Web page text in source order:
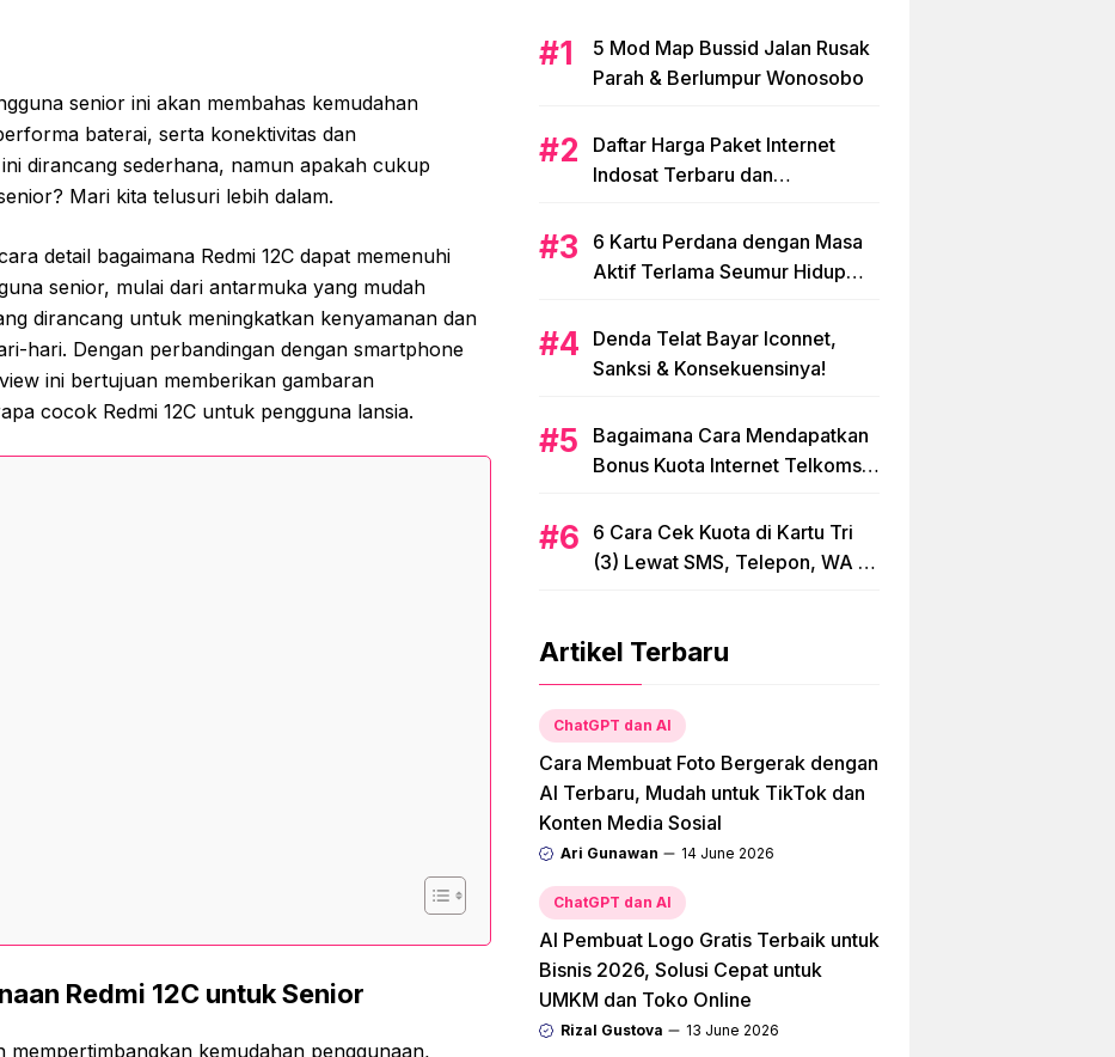
senior ini akan membahas kemudahan
baterai, serta konektivitas dan
dirancang sederhana, namun apakah cukup
Mari kita telusuri lebih dalam.
detail bagaimana Redmi 12C dapat memenuhi
senior, mulai dari antarmuka yang mudah
dirancang untuk meningkatkan kenyamanan dan
hari. Dengan perbandingan dengan smartphone
ini bertujuan memberikan gambaran
cocok Redmi 12C untuk pengguna lansia.
Redmi 12C untuk Senior
mempertimbangkan kemudahan penggunaan,
5 Mod Map Bussid Jalan Rusak
Parah & Berlumpur Wonosobo
Daftar Harga Paket Internet
Indosat Terbaru dan
6 Kartu Perdana dengan Masa
Aktif Terlama Seumur Hidup
Denda Telat Bayar Iconnet,
Sanksi & Konsekuensinya!
Bagaimana Cara Mendapatkan
Bonus Kuota Internet Telkomsel
6 Cara Cek Kuota di Kartu Tri
(3) Lewat SMS, Telepon, WA &
Artikel Terbaru
ChatGPT dan AI
Cara Membuat Foto Bergerak dengan
AI Terbaru, Mudah untuk TikTok dan
Konten Media Sosial
Ari Gunawan 14 June 2026
ChatGPT dan AI
AI Pembuat Logo Gratis Terbaik untuk
Bisnis 2026, Solusi Cepat untuk
UMKM dan Toko Online
Rizal Gustova 13 June 2026